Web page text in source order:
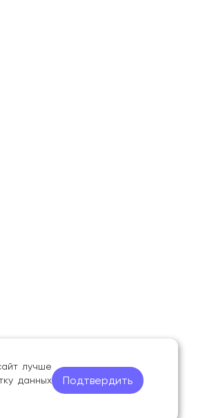
лучше
данных
Подтвердить